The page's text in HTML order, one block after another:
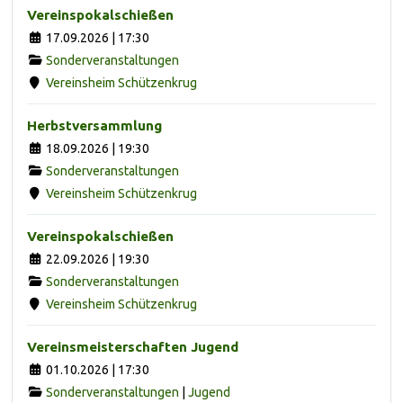
Vereinspokalschießen
17.09.2026 | 17:30
Sonderveranstaltungen
Vereinsheim Schützenkrug
Herbstversammlung
18.09.2026 | 19:30
Sonderveranstaltungen
Vereinsheim Schützenkrug
Vereinspokalschießen
22.09.2026 | 19:30
Sonderveranstaltungen
Vereinsheim Schützenkrug
Vereinsmeisterschaften Jugend
01.10.2026 | 17:30
Sonderveranstaltungen
Jugend